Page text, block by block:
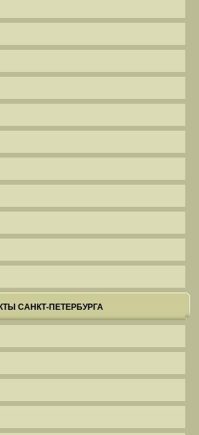
САНКТ-ПЕТЕРБУРГА